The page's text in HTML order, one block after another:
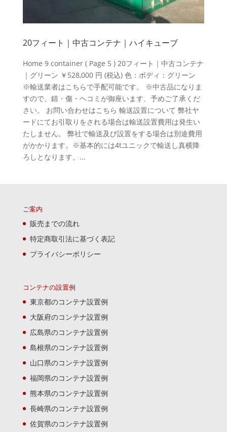
20フィート｜中古コンテナ｜ハイキューブ
Home 9 container ( Page 5 ) 20フィート｜中古コンテナ
｜グリーン ￥528,000 円 (税込) 色：ボディ：グリーン
※輸送業者はこちらで手配可能です。 ※中古品になりま
すので、錆・傷・ヘコミが御座います、予めご了承くだ
さい。 お問い合わせはこちら 輸送設置について 弊社ヤ
ードにてお引取りをされる場合は輸送設置費用は発生い
たしません。 弊社で輸送及び設置をする場合は別途費用
がかかります。※基本的には4tユニックで輸送し真横降
ろしとなります。...
ご案内
販売までの流れ
特定商取引法に基づく表記
プライバシーポリシー
コンテナの設置例
東京都のコンテナ設置例
大阪府のコンテナ設置例
広島県のコンテナ設置例
島根県のコンテナ設置例
山口県のコンテナ設置例
福岡県のコンテナ設置例
熊本県のコンテナ設置例
長崎県のコンテナ設置例
佐賀県のコンテナ設置例